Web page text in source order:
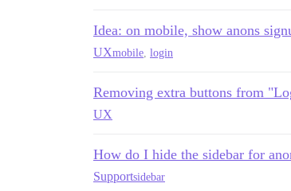
Idea: on mobile, show anons
UXmobile login
Removing extra buttons from
UX
How do I hide the sidebar for
Supportsidebar